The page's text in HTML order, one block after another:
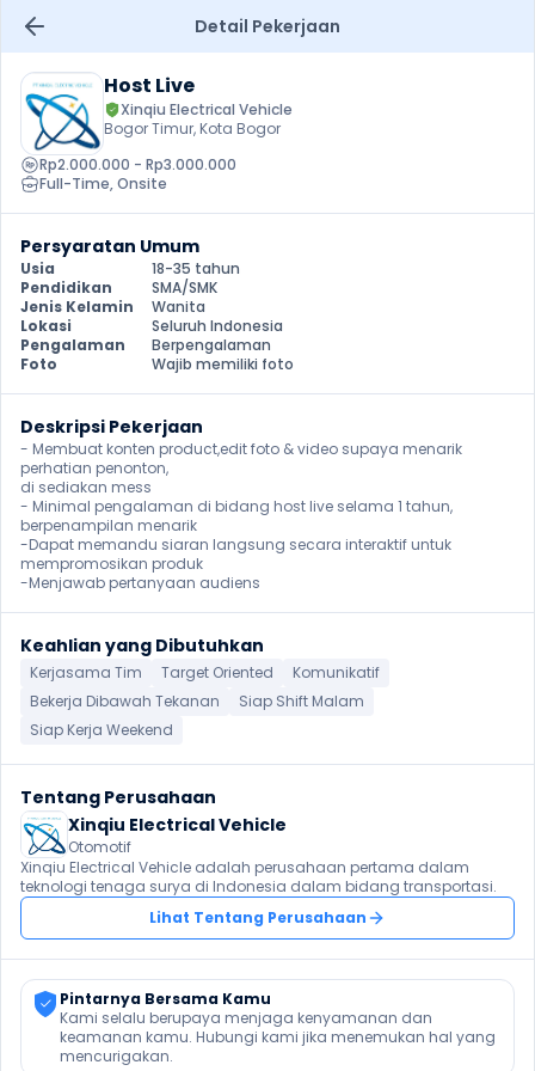
Detail Pekerjaan
Host Live
Xinqiu Electrical Vehicle
Bogor Timur, Kota Bogor
Rp2.000.000 - Rp3.000.000
Full-Time, Onsite
Persyaratan Umum
Usia
18-35 tahun
Pendidikan
SMA/SMK
Jenis Kelamin
Wanita
Lokasi
Seluruh Indonesia
Pengalaman
Berpengalaman
Foto
Wajib memiliki foto
Deskripsi Pekerjaan
- Membuat konten product,edit foto & video supaya menarik
perhatian penonton,
di sediakan mess
- Minimal pengalaman di bidang host live selama 1 tahun,
berpenampilan menarik
-Dapat memandu siaran langsung secara interaktif untuk
mempromosikan produk
-Menjawab pertanyaan audiens
Keahlian yang Dibutuhkan
Kerjasama Tim Target Oriented
Komunikatif
Bekerja Dibawah Tekanan
Siap Shift Malam
Siap Kerja Weekend
Tentang Perusahaan
Xinqiu Electrical Vehicle
Otomotif
Xinqiu Electrical Vehicle adalah perusahaan pertama dalam
teknologi tenaga surya di Indonesia dalam bidang transportasi.
Lihat Tentang Perusahaan
Pintarnya Bersama Kamu
Kami selalu berupaya menjaga kenyamanan dan
keamanan kamu. Hubungi kami jika menemukan hal yang
mencurigakan.